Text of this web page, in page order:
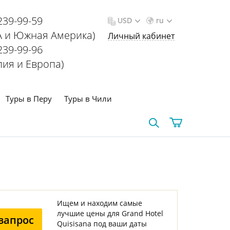
99-59
Южная Америка)
99-96
и Европа)
ru
USD
Личный кабинет
Туры в Перу Туры в Чили
Ищем и находим самые
лучшие цены для Grand Hotel
Quisisana под ваши даты